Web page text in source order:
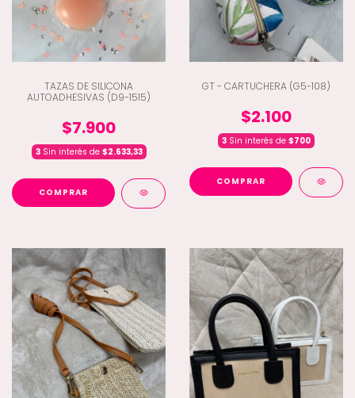
TAZAS DE SILICONA
AUTOADHESIVAS (D9-1515)
$7.900
3Sin interés de $2.633,33
COMPRAR
GT - CARTUCHERA (G5-108)
$2.100
3 Sin interés de $700
COMPRAR